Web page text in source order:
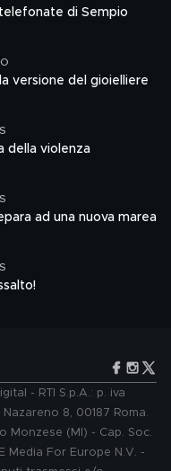
di Sempio
versione del gioielliere
della violenza
ad una nuova marea
- RTI S.p.A.: p. iva
8, 00187 Roma.
Monzese (MI) - Cap. Soc.
Media For Europe N.V. -